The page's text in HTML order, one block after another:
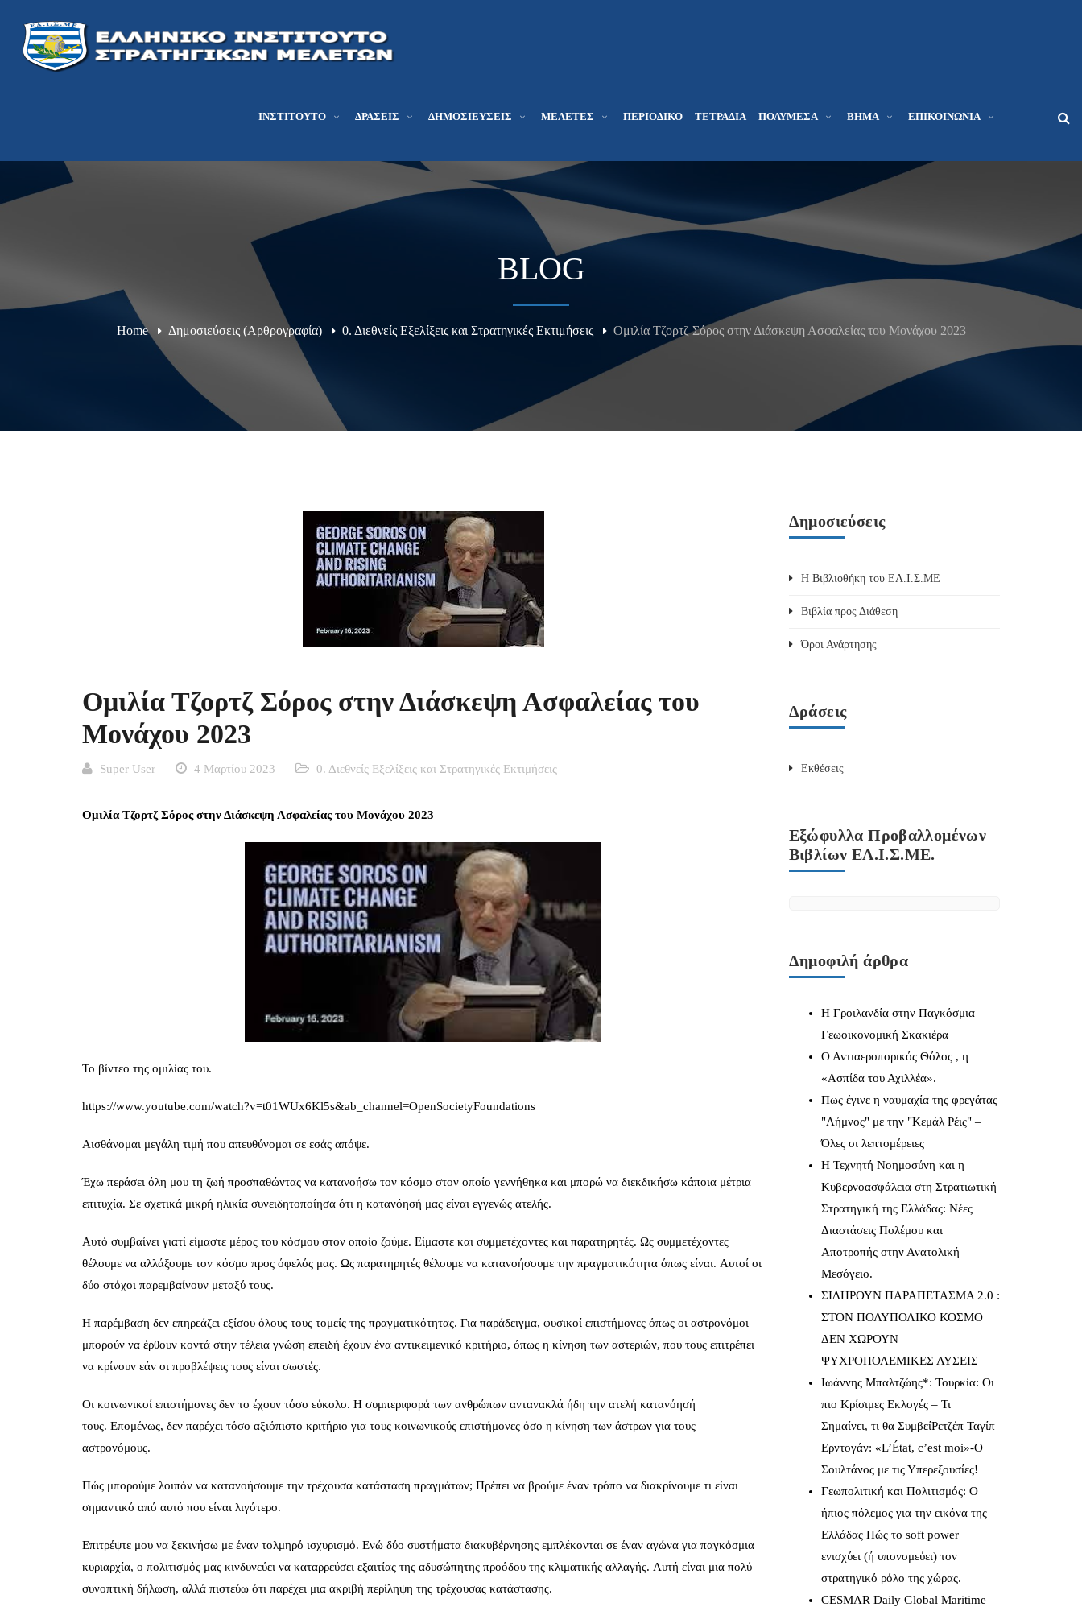
ΙΝΣΤΙΤΟΎΤΟ ΔΡΆΣΕΙΣ ΔΗΜΟΣΙΕΎΣΕΙΣ ΜΕΛΕΤΕΣ ΠΕΡΙΟΔΙΚΌ ΤΕΤΡΆΔΙΑ ΠΟΛΥΜΈΣΑ ΒΉΜΑ ΕΠΙΚΟΙΝΩΝΊΑ
BLOG
Home Δημοσιεύσεις (Αρθρογραφία) 0. Διεθνείς Εξελίξεις και Στρατηγικές Εκτιμήσεις Ομιλία Τζορτζ Σόρος στην Διάσκεψη Ασφαλείας του Μονάχου 2023
Ομιλία Τζορτζ Σόρος στην Διάσκεψη Ασφαλείας του
Μονάχου 2023
Super User 4 Μαρτίου 2023 0. Διεθνείς Εξελίξεις και Στρατηγικές Εκτιμήσεις
Ομιλία Τζορτζ Σόρος στην Διάσκεψη Ασφαλείας του Μονάχου 2023
Το βίντεο της ομιλίας του.
https://www.youtube.com/watch?v=t01WUx6Kl5s&ab_channel=OpenSocietyFoundations
Αισθάνομαι μεγάλη τιμή που απευθύνομαι σε εσάς απόψε.
Έχω περάσει όλη μου τη ζωή προσπαθώντας να κατανοήσω τον κόσμο στον οποίο γεννήθηκα και μπορώ να διεκδικήσω κάποια μέτρια
επιτυχία. Σε σχετικά μικρή ηλικία συνειδητοποίησα ότι η κατανόησή μας είναι εγγενώς ατελής.
Αυτό συμβαίνει γιατί είμαστε μέρος του κόσμου στον οποίο ζούμε. Είμαστε και συμμετέχοντες και παρατηρητές. Ως συμμετέχοντες
θέλουμε να αλλάξουμε τον κόσμο προς όφελός μας. Ως παρατηρητές θέλουμε να κατανοήσουμε την πραγματικότητα όπως είναι. Αυτοί οι
δύο στόχοι παρεμβαίνουν μεταξύ τους.
Η παρέμβαση δεν επηρεάζει εξίσου όλους τους τομείς της πραγματικότητας. Για παράδειγμα, φυσικοί επιστήμονες όπως οι αστρονόμοι
μπορούν να έρθουν κοντά στην τέλεια γνώση επειδή έχουν ένα αντικειμενικό κριτήριο, όπως η κίνηση των αστεριών, που τους επιτρέπει
να κρίνουν εάν οι προβλέψεις τους είναι σωστές.
Οι κοινωνικοί επιστήμονες δεν το έχουν τόσο εύκολο. Η συμπεριφορά των ανθρώπων αντανακλά ήδη την ατελή κατανόησή
τους. Επομένως, δεν παρέχει τόσο αξιόπιστο κριτήριο για τους κοινωνικούς επιστήμονες όσο η κίνηση των άστρων για τους
αστρονόμους.
Πώς μπορούμε λοιπόν να κατανοήσουμε την τρέχουσα κατάσταση πραγμάτων; Πρέπει να βρούμε έναν τρόπο να διακρίνουμε τι είναι
σημαντικό από αυτό που είναι λιγότερο.
Επιτρέψτε μου να ξεκινήσω με έναν τολμηρό ισχυρισμό. Ενώ δύο συστήματα διακυβέρνησης εμπλέκονται σε έναν αγώνα για παγκόσμια
κυριαρχία, ο πολιτισμός μας κινδυνεύει να καταρρεύσει εξαιτίας της αδυσώπητης προόδου της κλιματικής αλλαγής. Αυτή είναι μια πολύ
συνοπτική δήλωση, αλλά πιστεύω ότι παρέχει μια ακριβή περίληψη της τρέχουσας κατάστασης.
Δημοσιεύσεις
Η Βιβλιοθήκη του ΕΛ.Ι.Σ.ΜΕ
Βιβλία προς Διάθεση
Όροι Ανάρτησης
Δράσεις
Εκθέσεις
Εξώφυλλα Προβαλλομένων
Βιβλίων ΕΛ.Ι.Σ.ΜΕ.
Δημοφιλή άρθρα
Η Γροιλανδία στην Παγκόσμια
Γεωοικονομική Σκακιέρα
Ο Αντιαεροπορικός Θόλος , η
«Ασπίδα του Αχιλλέα».
Πως έγινε η ναυμαχία της φρεγάτας
"Λήμνος" με την "Κεμάλ Ρέις" –
Όλες οι λεπτομέρειες
Η Τεχνητή Νοημοσύνη και η
Κυβερνοασφάλεια στη Στρατιωτική
Στρατηγική της Ελλάδας: Νέες
Διαστάσεις Πολέμου και
Αποτροπής στην Ανατολική
Μεσόγειο.
ΣΙΔΗΡΟΥΝ ΠΑΡΑΠΕΤΑΣΜΑ 2.0 :
ΣΤΟΝ ΠΟΛΥΠΟΛΙΚΟ ΚΟΣΜΟ
ΔΕΝ ΧΩΡΟΥΝ
ΨΥΧΡΟΠΟΛΕΜΙΚΕΣ ΛΥΣΕΙΣ
Ιωάννης Μπαλτζώης*: Τουρκία: Οι
πιο Κρίσιμες Εκλογές – Τι
Σημαίνει, τι θα ΣυμβείΡετζέπ Ταγίπ
Ερντογάν: «L’État, c’est moi»-Ο
Σουλτάνος με τις Υπερεξουσίες!
Γεωπολιτική και Πολιτισμός: Ο
ήπιος πόλεμος για την εικόνα της
Ελλάδας Πώς το soft power
ενισχύει (ή υπονομεύει) τον
στρατηγικό ρόλο της χώρας.
CESMAR Daily Global Maritime